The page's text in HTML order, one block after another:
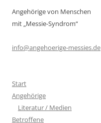
Angehörige von Menschen
mit „Messie-Syndrom“
info@angehoerige-messies.de
Start
Angehörige
Literatur / Medien
Betroffene